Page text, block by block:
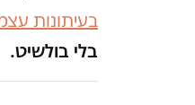
בעיתונות
בלי בולשיט.